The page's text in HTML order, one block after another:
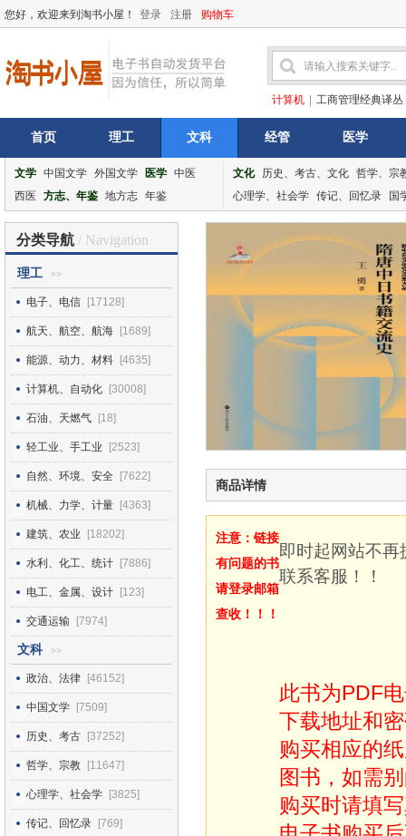
您好，欢迎来到淘书小屋！ 登录 注册 购物车
计算机 工商管理经典译丛
首页 理工 文科 经管 医学
文学 中国文学 外国文学 医学 中医
西医
方志、年鉴 地方志 年鉴
文化 历史、考古、文化 哲学、宗
心理学、社会学 传记、回忆录 国
分类导航 / Navigation
理工 >>
电子、电信 [17128]
航天、航空、航海 [1689]
能源、动力、材料 [4635]
计算机、自动化 [30008]
石油、天燃气 [18]
轻工业、手工业 [2523]
自然、环境、安全 [7622]
机械、力学、计量 [4363]
建筑、农业 [18202]
水利、化工、统计 [7886]
电工、金属、设计 [123]
交通运输 [7974]
文科 >>
政治、法律 [46152]
中国文学 [7509]
历史、考古 [37252]
哲学、宗教 [11647]
心理学、社会学 [3825]
传记、回忆录 [769]
商品详情
注意：链接
有问题的书
请登录邮箱
查收！！！
即时起网站不
联系客服！！
此书为PDF
下载地址和
购买相应的
图书，如需
购买时请填